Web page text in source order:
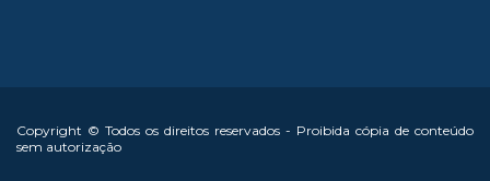
Copyright © Todos os direitos reservados - Proibida cópia de conteúdo
sem autorização